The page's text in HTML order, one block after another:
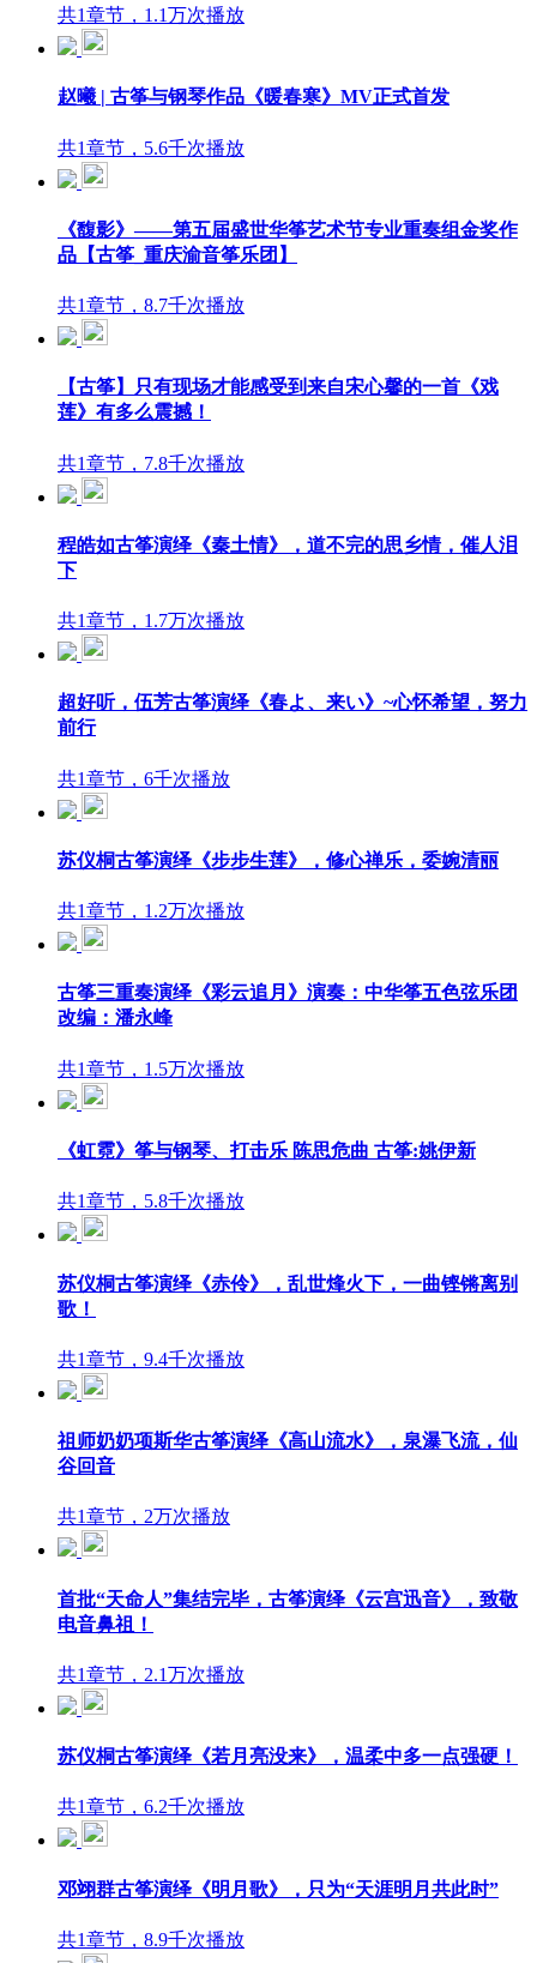
共1章节，1.1万次播放
赵曦 | 古筝与钢琴作品《暖春寒》MV正式首发
共1章节，5.6千次播放
《馥影》——第五届盛世华筝艺术节专业重奏组金奖作
品【古筝_重庆渝音筝乐团】
共1章节，8.7千次播放
【古筝】只有现场才能感受到来自宋心馨的一首《戏
莲》有多么震撼！
共1章节，7.8千次播放
程皓如古筝演绎《秦土情》，道不完的思乡情，催人泪
下
共1章节，1.7万次播放
超好听，伍芳古筝演绎《春よ、来い》~心怀希望，努力
前行
共1章节，6千次播放
苏仪桐古筝演绎《步步生莲》，修心禅乐，委婉清丽
共1章节，1.2万次播放
古筝三重奏演绎《彩云追月》演奏：中华筝五色弦乐团
改编：潘永峰
共1章节，1.5万次播放
《虹霓》筝与钢琴、打击乐 陈思危曲 古筝:姚伊新
共1章节，5.8千次播放
苏仪桐古筝演绎《赤伶》，乱世烽火下，一曲铿锵离别
歌！
共1章节，9.4千次播放
祖师奶奶项斯华古筝演绎《高山流水》，泉瀑飞流，仙
谷回音
共1章节，2万次播放
首批“天命人”集结完毕，古筝演绎《云宫迅音》，致敬
电音鼻祖！
共1章节，2.1万次播放
苏仪桐古筝演绎《若月亮没来》，温柔中多一点强硬！
共1章节，6.2千次播放
邓翊群古筝演绎《明月歌》，只为“天涯明月共此时”
共1章节，8.9千次播放